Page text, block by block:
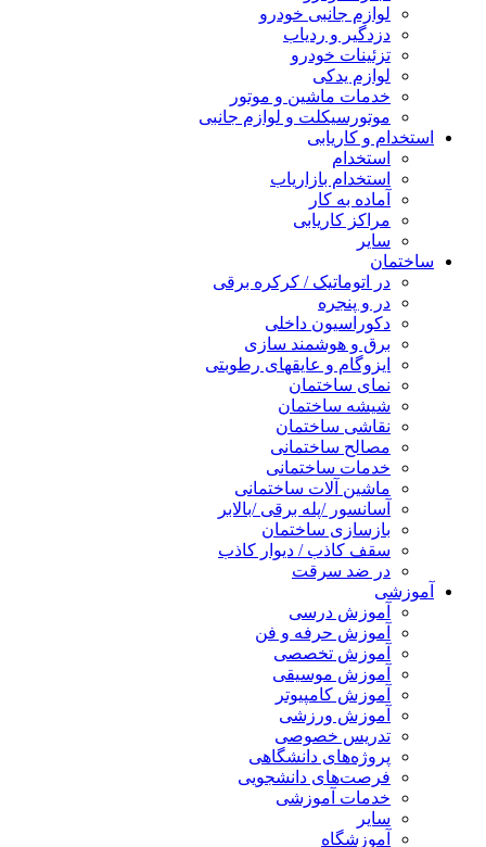
لوازم جانبی خودرو
دزدگیر و ردیاب
تزئینات خودرو
لوازم یدکی
خدمات ماشین و موتور
موتورسیکلت و لوازم جانبی
استخدام و کاریابی
استخدام
استخدام بازاریاب
آماده به کار
مراکز کاریابی
سایر
ساختمان
در اتوماتیک / کرکره برقی
در و پنجره
دکوراسیون داخلی
برق و هوشمند سازی
ایزوگام و عایقهای رطوبتی
نمای ساختمان
شیشه ساختمان
نقاشی ساختمان
مصالح ساختمانی
خدمات ساختمانی
ماشین آلات ساختمانی
آسانسور /پله برقی /بالابر
بازسازی ساختمان
سقف کاذب / دیوار کاذب
در ضد سرقت
آموزشی
آموزش درسی
آموزش حرفه و فن
آموزش تخصصی
آموزش موسیقی
آموزش کامپیوتر
آموزش ورزشی
تدریس خصوصی
پروژه‌های دانشگاهی
فرصت‌های دانشجویی
خدمات آموزشی
سایر
آموزشگاه